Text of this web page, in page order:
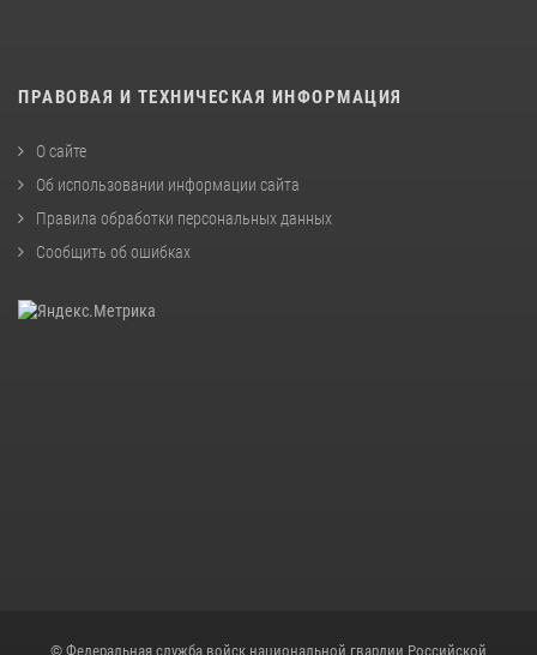
ПРАВОВАЯ И ТЕХНИЧЕСКАЯ ИНФОРМАЦИЯ
О сайте
Об использовании информации сайта
Правила обработки персональных данных
Сообщить об ошибках
© Федеральная служба войск национальной гвардии Российской